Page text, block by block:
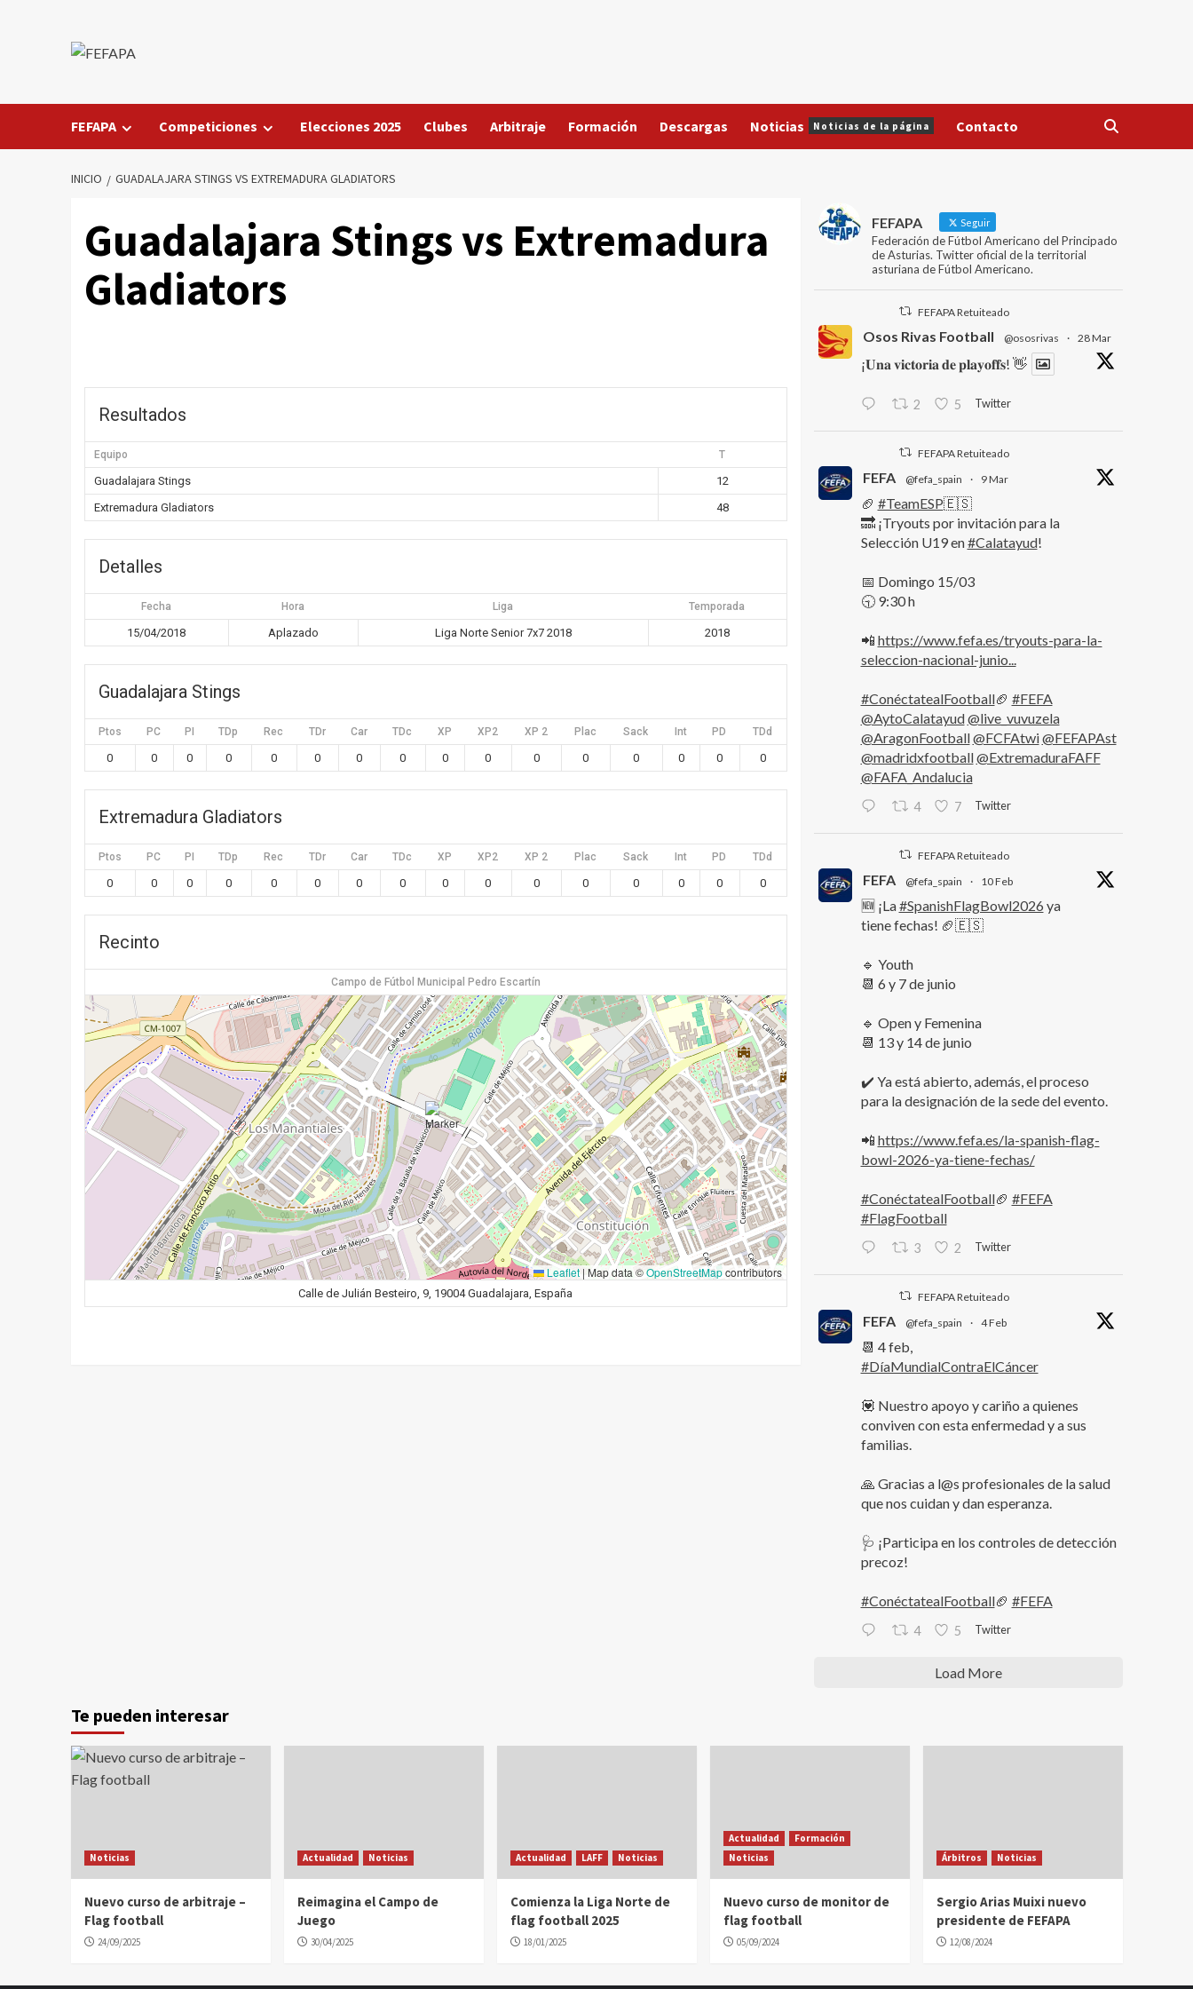
FEFAPA Competiciones Elecciones 2025 Clubes Arbitraje Formación Descargas Noticias Noticias de la página Contacto
INICIO GUADALAJARA STINGS VS EXTREMADURA GLADIATORS
Guadalajara Stings vs Extremadura
Gladiators
Resultados
Equipo T
Guadalajara Stings
12
Extremadura Gladiators
48
Detalles
Fecha Hora Liga Temporada
15/04/2018 Aplazado Liga Norte Senior 7x7 2018 2018
Guadalajara Stings
Ptos PC PI TDp Rec TDr Car TDc XP XP2 XP 2 Plac Sack Int PD TDd
0 0 0 0 0 0 0 0 0 0 0 0 0 0 0 0
Extremadura Gladiators
Ptos PC PI TDp Rec TDr Car TDc XP XP2 XP 2 Plac Sack Int PD TDd
0 0 0 0 0 0 0 0 0 0 0 0 0 0 0 0
Recinto
Campo de Fútbol Municipal Pedro Escartín
Leaflet |Map data ©OpenStreetMapcontributors
Calle de Julián Besteiro, 9, 19004 Guadalajara, España
FEFAPA Seguir
Federación de Fútbol Americano del Principado
de Asturias. Twitter oficial de la territorial
asturiana de Fútbol Americano.
FEFAPA Retuiteado
Osos Rivas Football @ososrivas · 28 Mar
¡𝐔𝐧𝐚 𝐯𝐢𝐜𝐭𝐨𝐫𝐢𝐚 𝐝𝐞 𝐩𝐥𝐚𝐲𝐨𝐟𝐟𝐬! 👋
2 5 Twitter
FEFAPA Retuiteado
FEFA @fefa_spain · 9 Mar
🏈 #TeamESP🇪🇸
🔜 ¡Tryouts por invitación para la
Selección U19 en#Calatayud!
📅 Domingo 15/03
🕤 9:30 h
📲 https://www.fefa.es/tryouts-para-la-
seleccion-nacional-junio...
#ConéctatealFootball🏈 #FEFA
@AytoCalatayud@live_vuvuzela
@AragonFootball@FCFAtwi@FEFAPAst
@madridxfootball@ExtremaduraFAFF
@FAFA_Andalucia
4 7 Twitter
FEFAPA Retuiteado
FEFA @fefa_spain · 10 Feb
🆕 ¡La#SpanishFlagBowl2026 ya
tiene fechas! 🏈🇪🇸
🔹 Youth
📆 6 y 7 de junio
🔹 Open y Femenina
📆 13 y 14 de junio
✔️ Ya está abierto, además, el proceso
para la designación de la sede del evento.
📲 https://www.fefa.es/la-spanish-flag-
bowl-2026-ya-tiene-fechas/
#ConéctatealFootball🏈 #FEFA
#FlagFootball
3 2 Twitter
FEFAPA Retuiteado
FEFA @fefa_spain · 4 Feb
📆 4 feb,
#DíaMundialContraElCáncer
💟 Nuestro apoyo y cariño a quienes
conviven con esta enfermedad y a sus
familias.
🙏 Gracias a l@s profesionales de la salud
que nos cuidan y dan esperanza.
🩺 ¡Participa en los controles de detección
precoz!
#ConéctatealFootball🏈 #FEFA
4 5 Twitter
Load More
Te pueden interesar
Noticias
Nuevo curso de arbitraje –
Flag football
24/09/2025
Actualidad Noticias
Reimagina el Campo de
Juego
30/04/2025
Actualidad LAFF Noticias
Comienza la Liga Norte de
flag football 2025
18/01/2025
Actualidad
Formación
Noticias
Nuevo curso de monitor de
flag football
05/09/2024
Árbitros Noticias
Sergio Arias Muixi nuevo
presidente de FEFAPA
12/08/2024